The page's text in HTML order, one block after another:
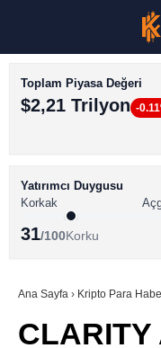
BİTCOİN HABERLERİ
ALTCOİN HABERLERİ
SÖZLÜK
Toplam Piyasa Değeri
$2,21 Trilyon -
Yatırımcı Duygusu
Korkak
31/100Korku
Ana Sayfa › Kripto Para